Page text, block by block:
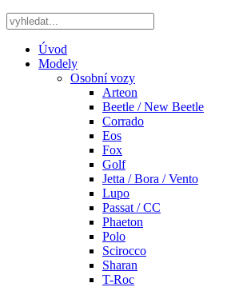
Úvod
Modely
Osobní vozy
Arteon
Beetle / New Beetle
Corrado
Eos
Fox
Golf
Jetta / Bora / Vento
Lupo
Passat / CC
Phaeton
Polo
Scirocco
Sharan
T-Roc